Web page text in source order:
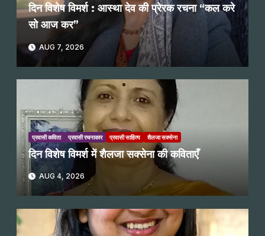
दिन विशेष विमर्श : आस्था देव की प्रेरक रचना “कल करे
सो आज कर”
AUG 7, 2026
प्रवासी कविता प्रवासी रचनाकार प्रवासी साहित्य शैलजा सक्सेना
दिन विशेष विमर्श में शैलजा सक्सेना की कविताएँ
AUG 4, 2026